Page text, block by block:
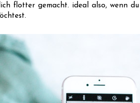
flotter gemacht. ideal also, wenn